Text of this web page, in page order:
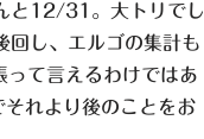
と12/31。大トリでし
回し、エルゴの集計も
て言えるわけではあ
れより後のことをお